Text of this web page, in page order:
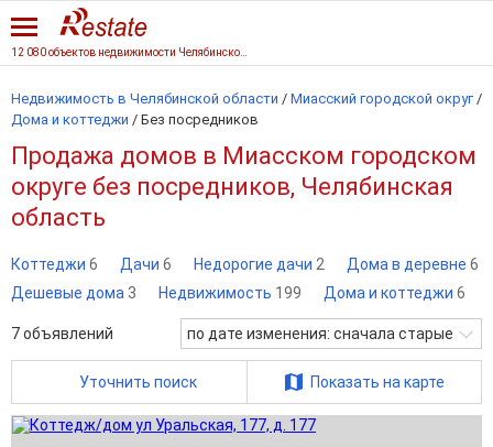
Недвижимость в Челябинской области / Миасский городской округ /
Дома и коттеджи / Без посредников
Продажа домов в Миасском городском
округе без посредников, Челябинская
область
Коттеджи 6 Дачи 6 Недорогие дачи 2 Дома в деревне 6
Дешевые дома 3 Недвижимость 199 Дома и коттеджи 6
7объявлений по дате изменения: сначала старые
Уточнить поиск Показать на карте